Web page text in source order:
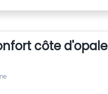
côte d'opale